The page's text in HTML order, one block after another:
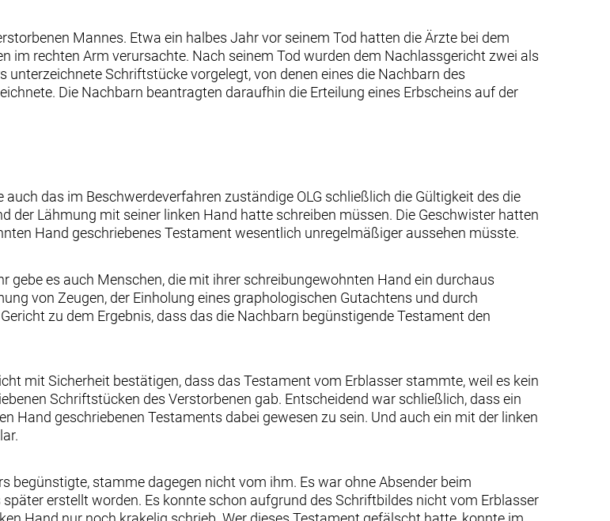
Mannes. Etwa ein halbes Jahr vor seinem Tod hatten die Ärzte bei dem
im rechten Arm verursachte. Nach seinem Tod wurden dem Nachlassgericht zwei als
Schriftstücke vorgelegt, von denen eines die Nachbarn des
Die Nachbarn beantragten daraufhin die Erteilung eines Erbscheins auf der
das im Beschwerdeverfahren zuständige OLG schließlich die Gültigkeit des die
der Lähmung mit seiner linken Hand hatte schreiben müssen. Die Geschwister hatten
Hand geschriebenes Testament wesentlich unregelmäßiger aussehen müsste.
gebe es auch Menschen, die mit ihrer schreibungewohnten Hand ein durchaus
von Zeugen, der Einholung eines graphologischen Gutachtens und durch
zu dem Ergebnis, dass das die Nachbarn begünstigende Testament den
mit Sicherheit bestätigen, dass das Testament vom Erblasser stammte, weil es kein
Schriftstücken des Verstorbenen gab. Entscheidend war schließlich, dass ein
Hand geschriebenen Testaments dabei gewesen zu sein. Und auch ein mit der linken
begünstigte, stamme dagegen nicht vom ihm. Es war ohne Absender beim
erstellt worden. Es konnte schon aufgrund des Schriftbildes nicht vom Erblasser